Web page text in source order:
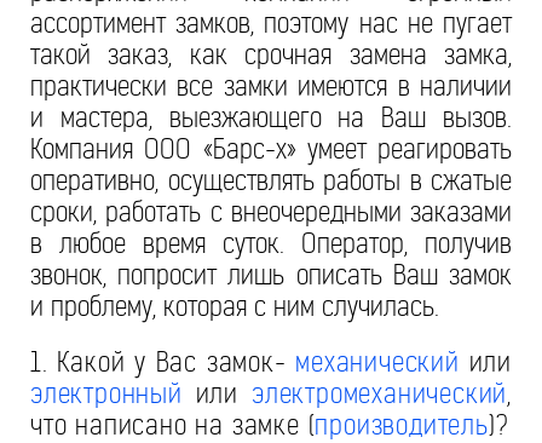
ассортимент замков, поэтому нас не пугает
такой заказ, как срочная замена замка,
практически все замки имеются в наличии
и мастера, выезжающего на Ваш вызов.
Компания ООО «Барс-х» умеет реагировать
оперативно, осуществлять работы в сжатые
сроки, работать с внеочередными заказами
в любое время суток. Оператор, получив
звонок, попросит лишь описать Ваш замок
и проблему, которая с ним случилась.
1. Какой у Вас замок- механический или
электронный или электромеханический,
что написано на замке (производитель)?